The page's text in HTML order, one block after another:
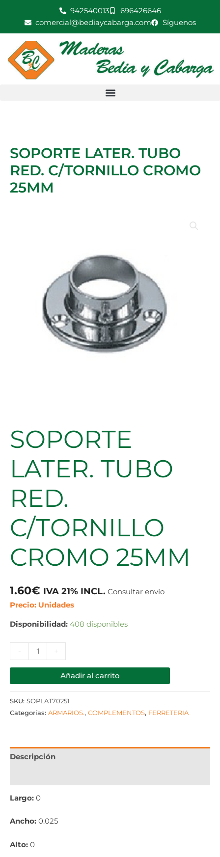
942540013
696426646
comercial@bediaycabarga.com
Síguenos
SOPORTE LATER. TUBO
RED. C/TORNILLO CROMO
25MM
SOPORTE
LATER. TUBO
RED.
C/TORNILLO
CROMO 25MM
1.60€ IVA 21% INCL. Consultar envío
Precio: Unidades
Disponibilidad: 408 disponibles
+
Añadir al carrito
SKU: SOPLAT70251
Categorías: ARMARIOS., COMPLEMENTOS, FERRETERIA
Descripción
Largo: 0
Ancho: 0.025
Alto: 0
C/TORNILLO
CROMO
25MM
cantidad